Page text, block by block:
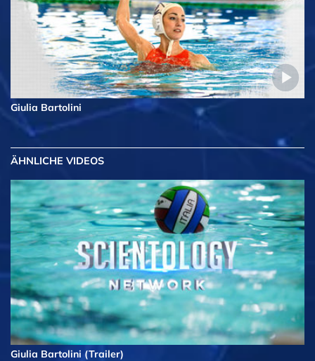
Giulia Bartolini
ÄHNLICHE VIDEOS
Giulia Bartolini (Trailer)